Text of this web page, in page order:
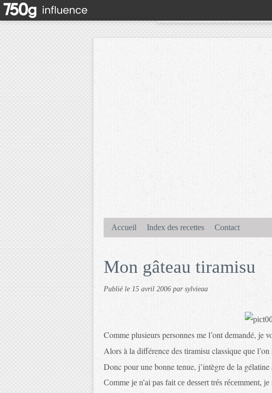
Accueil Index des recettes Contact
Mon gâteau tiramisu
Publié le 15 avril 2006 par sylvieaa
Comme plusieurs personnes me l’ont demandé, je
Alors à la différence des tiramisu classique que
Donc pour une bonne tenue, j’intègre de la
Comme je n'ai pas fait ce dessert trés récemment,